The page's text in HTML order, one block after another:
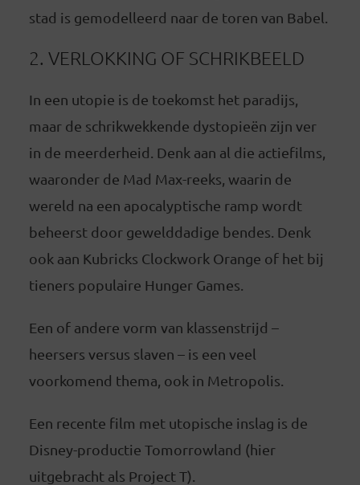
stad is gemodelleerd naar de toren van Babel.
2. VERLOKKING OF SCHRIKBEELD
In een utopie is de toekomst het paradijs,
maar de schrikwekkende dystopieën zijn ver
in de meerderheid. Denk aan al die actiefilms,
waaronder de Mad Max-reeks, waarin de
wereld na een apocalyptische ramp wordt
beheerst door gewelddadige bendes. Denk
ook aan Kubricks Clockwork Orange of het bij
tieners populaire Hunger Games.
Een of andere vorm van klassenstrijd –
heersers versus slaven – is een veel
voorkomend thema, ook in Metropolis.
Een recente film met utopische inslag is de
Disney-productie Tomorrowland (hier
uitgebracht als Project T).